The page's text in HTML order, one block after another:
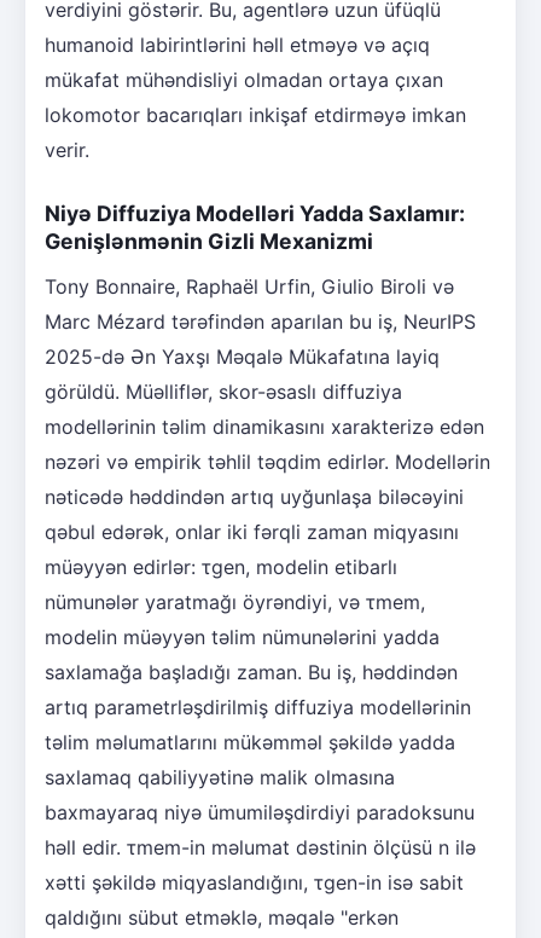
verdiyini göstərir. Bu, agentlərə uzun üfüqlü
humanoid labirintlərini həll etməyə və açıq
mükafat mühəndisliyi olmadan ortaya çıxan
lokomotor bacarıqları inkişaf etdirməyə imkan
verir.
Niyə Diffuziya Modelləri Yadda Saxlamır:
Genişlənmənin Gizli Mexanizmi
Tony Bonnaire, Raphaël Urfin, Giulio Biroli və
Marc Mézard tərəfindən aparılan bu iş, NeurIPS
2025-də Ən Yaxşı Məqalə Mükafatına layiq
görüldü. Müəlliflər, skor-əsaslı diffuziya
modellərinin təlim dinamikasını xarakterizə edən
nəzəri və empirik təhlil təqdim edirlər. Modellərin
nəticədə həddindən artıq uyğunlaşa biləcəyini
qəbul edərək, onlar iki fərqli zaman miqyasını
müəyyən edirlər: τgen, modelin etibarlı
nümunələr yaratmağı öyrəndiyi, və τmem,
modelin müəyyən təlim nümunələrini yadda
saxlamağa başladığı zaman. Bu iş, həddindən
artıq parametrləşdirilmiş diffuziya modellərinin
təlim məlumatlarını mükəmməl şəkildə yadda
saxlamaq qabiliyyətinə malik olmasına
baxmayaraq niyə ümumiləşdirdiyi paradoksunu
həll edir. τmem-in məlumat dəstinin ölçüsü n ilə
xətti şəkildə miqyaslandığını, τgen-in isə sabit
qaldığını sübut etməklə, məqalə "erkən